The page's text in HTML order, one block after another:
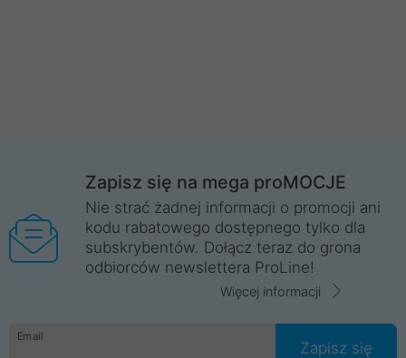
Zapisz się na mega proMOCJE
Nie strać żadnej informacji o promocji ani
kodu rabatowego dostępnego tylko dla
subskrybentów. Dołącz teraz do grona
odbiorców newslettera ProLine!
Więcej informacji
Email
Zapisz się